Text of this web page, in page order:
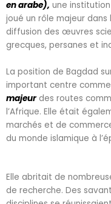
en arabe), une
joué un rôle majeur
diffusion des œuvres
grecques, persanes et
La position de Bagdad
important centre
majeurdes routes
l’Afrique. Elle était
marchés et de
du monde islamique à
Elle abritait de
de recherche. Des